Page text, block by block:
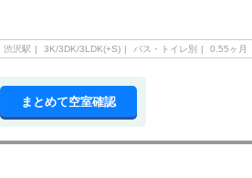
渋沢駅 3K/3DK/3LDK(+S) バス・トイレ別 0.55ヶ月
まとめて空室確認